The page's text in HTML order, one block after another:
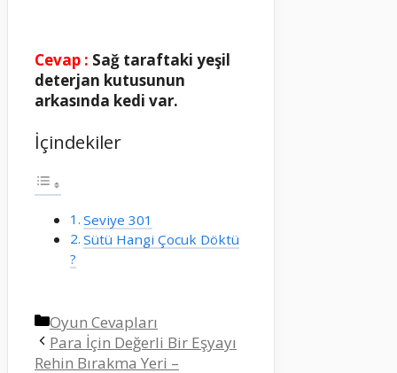
Cevap : Sağ taraftaki yeşil
deterjan kutusunun
arkasında kedi var.
İçindekiler
Seviye 301
Sütü Hangi Çocuk Döktü
?
Kategoriler
Oyun Cevapları
Para İçin Değerli Bir Eşyayı
Rehin Bırakma Yeri –